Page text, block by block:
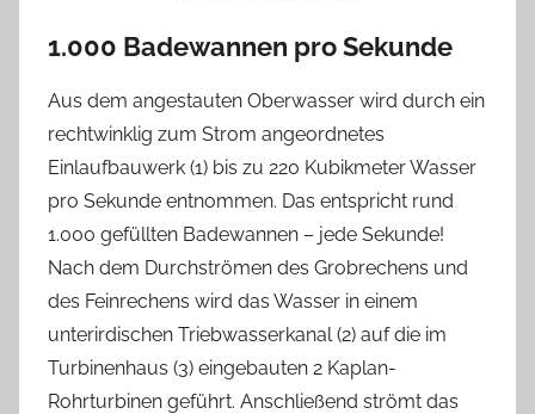
1.000 Badewannen pro Sekunde
Aus dem angestauten Oberwasser wird durch ein
rechtwinklig zum Strom angeordnetes
Einlaufbauwerk (1) bis zu 220 Kubikmeter Wasser
pro Sekunde entnommen. Das entspricht rund
1.000 gefüllten Badewannen – jede Sekunde!
Nach dem Durchströmen des Grobrechens und
des Feinrechens wird das Wasser in einem
unterirdischen Triebwasserkanal (2) auf die im
Turbinenhaus (3) eingebauten 2 Kaplan-
Rohrturbinen geführt. Anschließend strömt das